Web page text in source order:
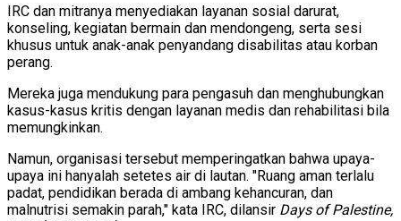
IRC dan mitranya menyediakan layanan sosial darurat,
konseling, kegiatan bermain dan mendongeng, serta sesi
khusus untuk anak-anak penyandang disabilitas atau korban
perang.
Mereka juga mendukung para pengasuh dan menghubungkan
kasus-kasus kritis dengan layanan medis dan rehabilitasi bila
memungkinkan.
Namun, organisasi tersebut memperingatkan bahwa upaya-
upaya ini hanyalah setetes air di lautan. "Ruang aman terlalu
padat, pendidikan berada di ambang kehancuran, dan
malnutrisi semakin parah," kata IRC, dilansir Days of Palestine,